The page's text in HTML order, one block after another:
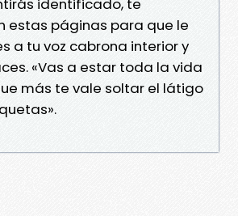
identificado, te
estas páginas para que le
a tu voz cabrona interior y
«Vas a estar toda la vida
más te vale soltar el látigo